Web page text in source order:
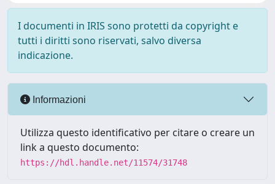
I documenti in IRIS sono protetti da copyright e
tutti i diritti sono riservati, salvo diversa
indicazione.
Informazioni
Utilizza questo identificativo per citare o creare un
link a questo documento:
https://hdl.handle.net/11574/31748